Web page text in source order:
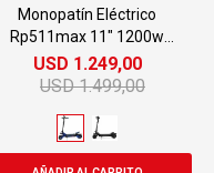
Monopatín Eléctrico
Rp511max 11" 1200w
50km/h 150kg
USD 1.249,00
USD 1.499,00